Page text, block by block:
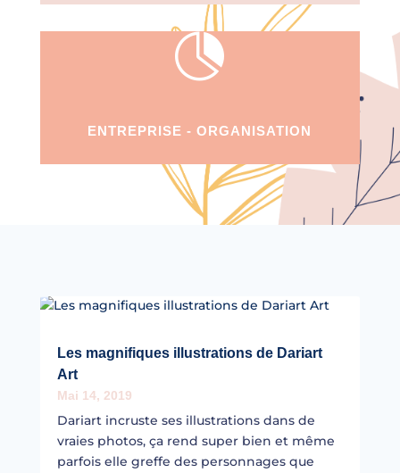

ENTREPRISE - ORGANISATION
Les magnifiques illustrations de Dariart
Art
Mai 14, 2019
Dariart incruste ses illustrations dans de
vraies photos, ça rend super bien et même
parfois elle greffe des personnages que